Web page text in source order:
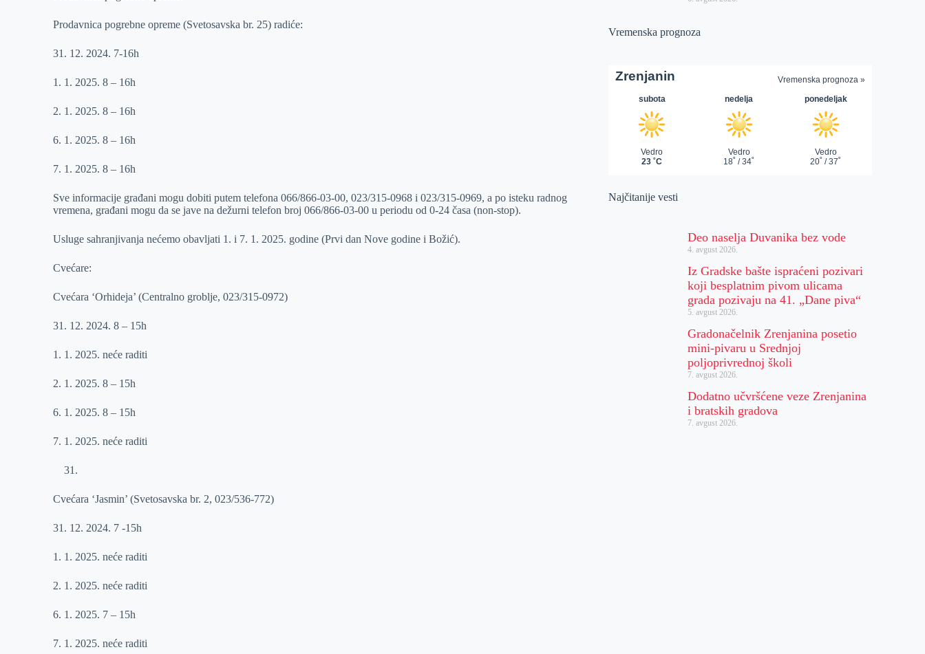
p
Prodavnica pogrebne opreme (Svetosavska br. 25) radiće:
31. 12. 2024. 7-16h
1. 1. 2025. 8 – 16h
2. 1. 2025. 8 – 16h
6. 1. 2025. 8 – 16h
7. 1. 2025. 8 – 16h
Sve informacije građani mogu dobiti putem telefona 066/866-03-00, 023/315-0968 i 023/315-0969, a po isteku radnog
vremena, građani mogu da se jave na dežurni telefon broj 066/866-03-00 u periodu od 0-24 časa (non-stop).
Usluge sahranjivanja nećemo obavljati 1. i 7. 1. 2025. godine (Prvi dan Nove godine i Božić).
Cvećare:
Cvećara ‘Orhideja’ (Centralno groblje, 023/315-0972)
31. 12. 2024. 8 – 15h
1. 1. 2025. neće raditi
2. 1. 2025. 8 – 15h
6. 1. 2025. 8 – 15h
7. 1. 2025. neće raditi
Cvećara ‘Jasmin’ (Svetosavska br. 2, 023/536-772)
31. 12. 2024. 7 -15h
1. 1. 2025. neće raditi
2. 1. 2025. neće raditi
6. 1. 2025. 7 – 15h
7. 1. 2025. neće raditi
Vremenska prognoza
Najčitanije vesti
Deo naselja Duvanika bez vode
4. avgust 2026.
Iz Gradske bašte ispraćeni pozivari
koji besplatnim pivom ulicama
grada pozivaju na 41. „Dane piva“
5. avgust 2026.
Gradonačelnik Zrenjanina posetio
mini-pivaru u Srednjoj
poljoprivrednoj školi
7. avgust 2026.
Dodatno učvršćene veze Zrenjanina
i bratskih gradova
7. avgust 2026.